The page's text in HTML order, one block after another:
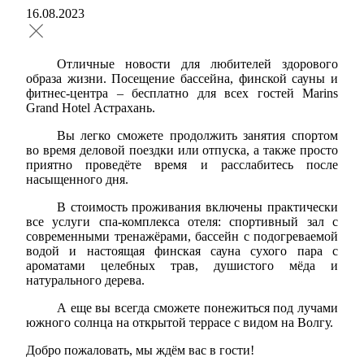
16.08.2023
Отличные новости для любителей здорового
образа жизни. Посещение бассейна, финской сауны и
фитнес-центра – бесплатно для всех гостей Marins
Grand Hotel Астрахань.
Вы легко сможете продолжить занятия спортом
во время деловой поездки или отпуска, а также просто
приятно проведёте время и расслабитесь после
насыщенного дня.
В стоимость проживания включены практически
все услуги спа-комплекса отеля: спортивный зал с
современными тренажёрами, бассейн с подогреваемой
водой и настоящая финская сауна сухого пара с
ароматами целебных трав, душистого мёда и
натурального дерева.
А еще вы всегда сможете понежиться под лучами
южного солнца на открытой террасе с видом на Волгу.
Добро пожаловать, мы ждём вас в гости!